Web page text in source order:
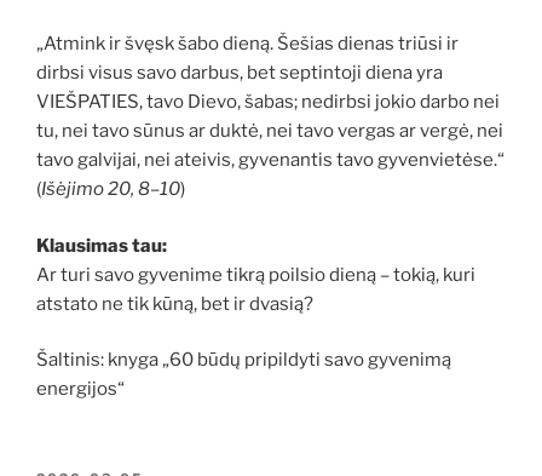
„Atmink ir švęsk šabo dieną. Šešias dienas triūsi ir
dirbsi visus savo darbus, bet septintoji diena yra
VIEŠPATIES, tavo Dievo, šabas; nedirbsi jokio darbo nei
tu, nei tavo sūnus ar duktė, nei tavo vergas ar vergė, nei
tavo galvijai, nei ateivis, gyvenantis tavo gyvenvietėse.“
(Išėjimo 20, 8–10)
Klausimas tau:
Ar turi savo gyvenime tikrą poilsio dieną – tokią, kuri
atstato ne tik kūną, bet ir dvasią?
Šaltinis: knyga „60 būdų pripildyti savo gyvenimą
energijos“